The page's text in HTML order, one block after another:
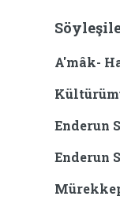
A'mâk-
Enderun
Enderun